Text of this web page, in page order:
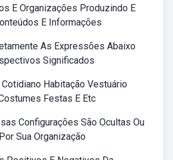
E Organizações Produzindo E
E Informações
As Expressões Abaixo
Significados
Habitação Vestuário
Festas E Etc
Configurações São Ocultas Ou
Sua Organização